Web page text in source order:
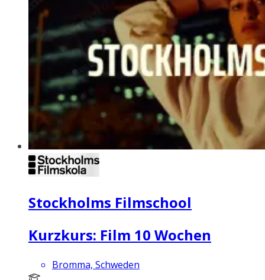
Stockholms Filmschool
Kurzkurs: Film 10 Wochen
Bromma, Schweden